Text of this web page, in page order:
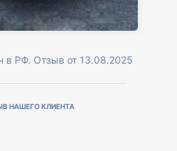
в РФ. Отзыв от 13.08.2025
НАШЕГО КЛИЕНТА